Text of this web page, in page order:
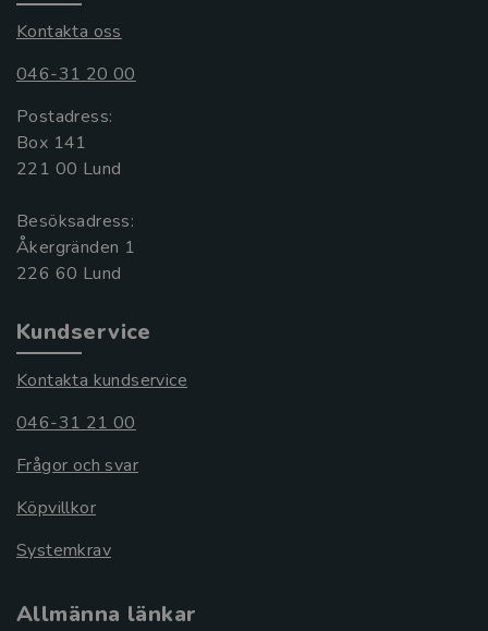
Kontakta oss
046-31 20 00
Postadress:
Box 141
221 00 Lund
Besöksadress:
Åkergränden 1
Kundservice
Kontakta kundservice
046-31 21 00
Frågor och svar
Köpvillkor
Systemkrav
Allmänna länkar